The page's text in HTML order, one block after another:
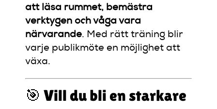
att läsa rummet, bemästra
verktygen och våga vara
närvarande. Med rätt träning blir
varje publikmöte en möjlighet att
växa.
🎯 Vill du bli en starkare